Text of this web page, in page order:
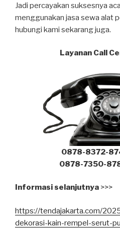
Jadi percayakan suksesnya
menggunakan jasa sewa alat
hubungi kami sekarang juga.
Layanan Call
0878-8372-
0878-7350-
Informasi selanjutnya >>>
https://tendajakarta.com/
dekorasi-kain-rempel-serut-